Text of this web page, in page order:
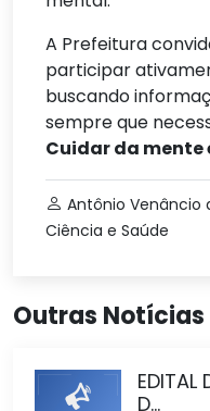
A Prefeitura
participar
buscando
sempre que
Cuidar da mente
Antônio Venâncio
Ciência e Saúde
Outras Notícias
EDITAL
D...